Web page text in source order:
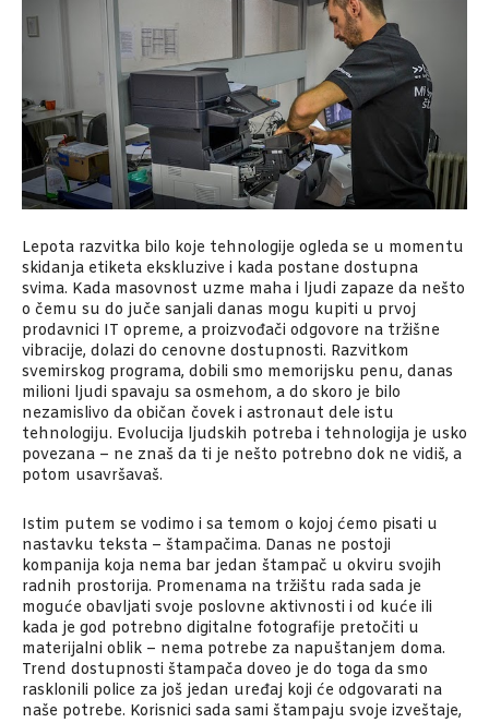
Lepota razvitka bilo koje tehnologije ogleda se u momentu
skidanja etiketa ekskluzive i kada postane dostupna
svima. Kada masovnost uzme maha i ljudi zapaze da nešto
o čemu su do juče sanjali danas mogu kupiti u prvoj
prodavnici IT opreme, a proizvođači odgovore na tržišne
vibracije, dolazi do cenovne dostupnosti. Razvitkom
svemirskog programa, dobili smo memorijsku penu, danas
milioni ljudi spavaju sa osmehom, a do skoro je bilo
nezamislivo da običan čovek i astronaut dele istu
tehnologiju. Evolucija ljudskih potreba i tehnologija je usko
povezana – ne znaš da ti je nešto potrebno dok ne vidiš, a
potom usavršavaš.
Istim putem se vodimo i sa temom o kojoj ćemo pisati u
nastavku teksta – štampačima. Danas ne postoji
kompanija koja nema bar jedan štampač u okviru svojih
radnih prostorija. Promenama na tržištu rada sada je
moguće obavljati svoje poslovne aktivnosti i od kuće ili
kada je god potrebno digitalne fotografije pretočiti u
materijalni oblik – nema potrebe za napuštanjem doma.
Trend dostupnosti štampača doveo je do toga da smo
rasklonili police za još jedan uređaj koji će odgovarati na
naše potrebe. Korisnici sada sami štampaju svoje izveštaje,